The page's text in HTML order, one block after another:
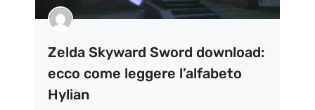
Zelda Skyward Sword download:
ecco come leggere l’alfabeto
Hylian